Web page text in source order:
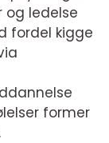
og ledelse
fordel kigge
former